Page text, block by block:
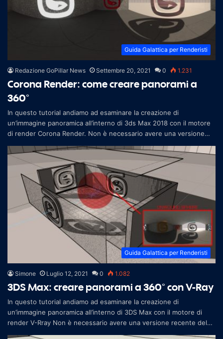
Guida Galattica per Renderisti
Redazione GoPillar News Settembre 20, 2021 0 1.231
Corona Render: come creare panorami a
360°
In questo tutorial andiamo ad esaminare la creazione di
un’immagine panoramica all’interno di 3ds Max 2018 con il motore
di render Corona Render. Non è necessario avere una versione
Guida Galattica per Renderisti
Simone Luglio 12, 2021 0 1.082
3DS Max: creare panorami a 360° con V-Ray
In questo tutorial andiamo ad esaminare la creazione di
un’immagine panoramica all’interno di 3DS Max con il motore di
render V-Rray Non è necessario avere una versione recente del